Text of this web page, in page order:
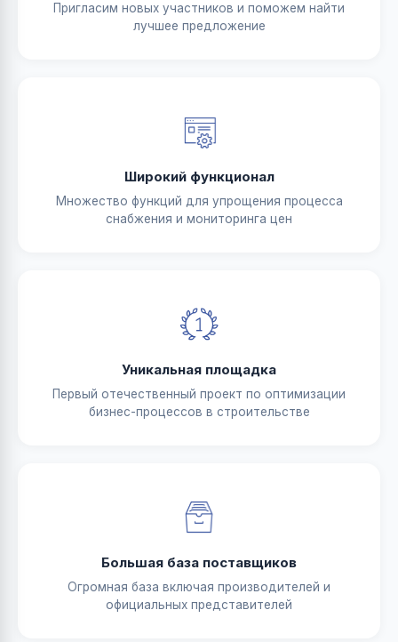
Пригласим новых участников и поможем найти
лучшее предложение
Широкий функционал
Множество функций для упрощения процесса
снабжения и мониторинга цен
Уникальная площадка
Первый отечественный проект по оптимизации
бизнес-процессов в строительстве
Большая база поставщиков
Огромная база включая производителей и
официальных представителей